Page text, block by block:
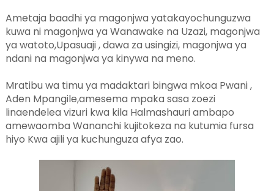
Ametaja baadhi ya magonjwa yatakayochunguzwa
kuwa ni magonjwa ya Wanawake na Uzazi, magonjwa
ya watoto,Upasuaji , dawa za usingizi, magonjwa ya
ndani na magonjwa ya kinywa na meno.
Mratibu wa timu ya madaktari bingwa mkoa Pwani ,
Aden Mpangile,amesema mpaka sasa zoezi
linaendelea vizuri kwa kila Halmashauri ambapo
amewaomba Wananchi kujitokeza na kutumia fursa
hiyo Kwa ajili ya kuchunguza afya zao.